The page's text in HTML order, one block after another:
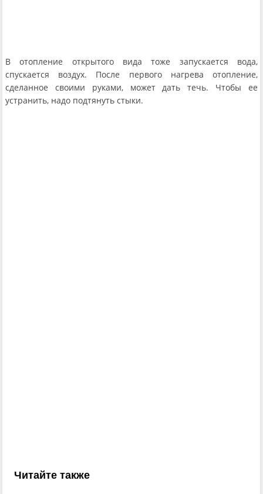
В отопление открытого вида тоже запускается вода,
спускается воздух. После первого нагрева отопление,
сделанное своими руками, может дать течь. Чтобы ее
устранить, надо подтянуть стыки.
Читайте также